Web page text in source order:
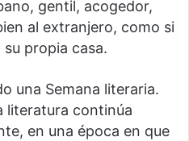
gentil, acogedor,
al extranjero, como si
su propia casa.
una Semana literaria.
literatura continúa
en una época en que